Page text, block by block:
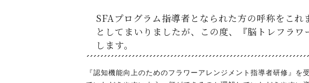
SFAプログラム指導者となられた方の呼称をこれ
としてまいりましたが、この度、『脳トレフラ
します。
『認知機能向上のためのフラワーアレンジメント指導者研修』を